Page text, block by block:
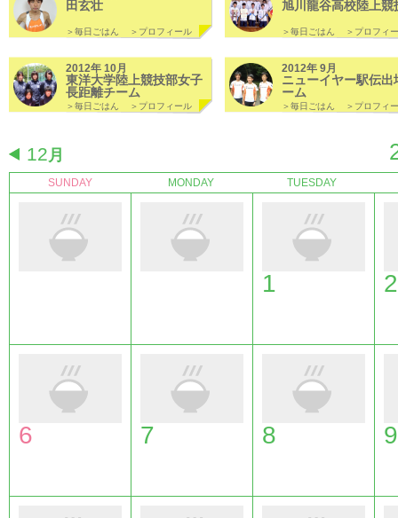
田玄壮
＞毎日ごはん ＞プロフィール
旭川龍谷高校陸上競
＞毎日ごはん ＞プロフィ
2012年 10月
東洋大学陸上競技部女子
長距離チーム
＞毎日ごはん ＞プロフィール
2012年 9月
ニューイヤー駅伝出
ーム
＞毎日ごはん ＞プロフィ
12月
SUNDAY MONDAY TUESDAY
1 2
6 7 8 9